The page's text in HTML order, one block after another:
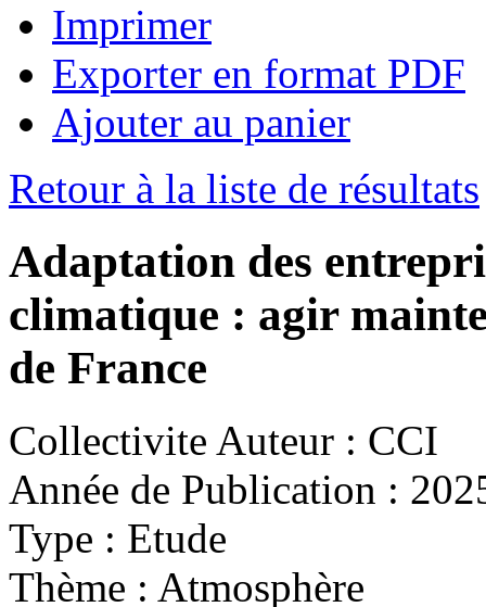
Imprimer
Exporter en format PDF
Ajouter au panier
Retour à la liste de résultats
Adaptation des
climatique : agir
de France
Collectivite Auteur : CCI
Année de Publication :
Type : Etude
Thème : Atmosphère